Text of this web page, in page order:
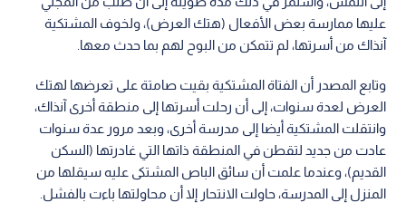
عليها ممارسة بعض الأفعال (هتك العرض)، ولخوف المشتكية
آنذاك من أسرتها، لم تتمكن من البوح لهم بما حدث معها.
وتابع المصدر أن الفتاة المشتكية بقيت صامتة على تعرضها لهتك
العرض لعدة سنوات، إلى أن رحلت أسرتها إلى منطقة أخرى آنذاك،
وانتقلت المشتكية أيضا إلى مدرسة أخرى، وبعد مرور عدة سنوات
عادت من جديد لتقطن في المنطقة ذاتها التي غادرتها (السكن
القديم)، وعندما علمت أن سائق الباص المشتكى عليه سيقلها من
المنزل إلى المدرسة، حاولت الانتحار إلا أن محاولتها باءت بالفشل.